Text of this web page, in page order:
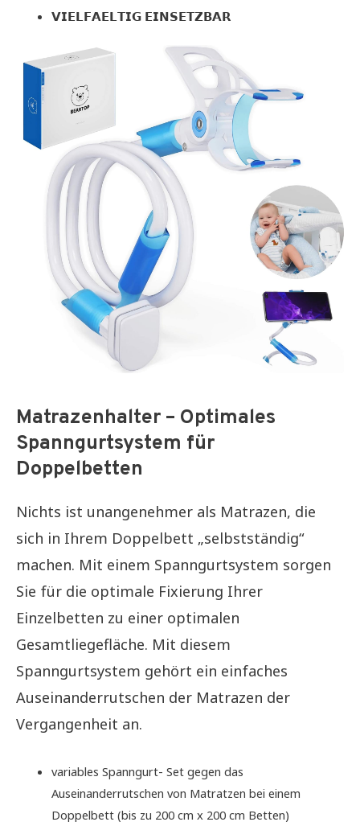
𝗩𝗜𝗘𝗟𝗙𝗔𝗘𝗟𝗧𝗜𝗚 𝗘𝗜𝗡𝗦𝗘𝗧𝗭𝗕𝗔𝗥
Matrazenhalter – Optimales
Spanngurtsystem für
Doppelbetten
Nichts ist unangenehmer als Matrazen, die
sich in Ihrem Doppelbett „selbstständig“
machen. Mit einem Spanngurtsystem sorgen
Sie für die optimale Fixierung Ihrer
Einzelbetten zu einer optimalen
Gesamtliegefläche. Mit diesem
Spanngurtsystem gehört ein einfaches
Auseinanderrutschen der Matrazen der
Vergangenheit an.
variables Spanngurt- Set gegen das
Auseinanderrutschen von Matratzen bei einem
Doppelbett (bis zu 200 cm x 200 cm Betten)